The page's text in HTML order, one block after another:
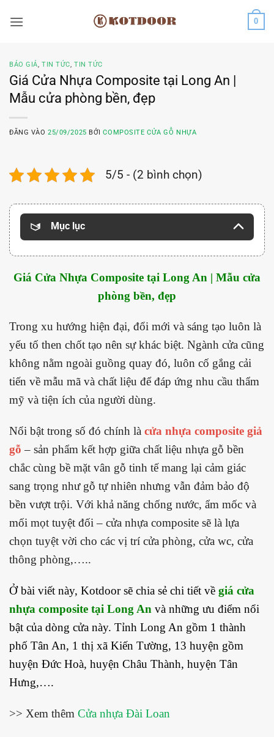
qua
0
BÁO GIÁ,TIN TỨC,TIN TỨC
Giá Cửa Nhựa Composite tại Long An |
Mẫu cửa phòng bền, đẹp
ĐĂNG VÀO25/09/2025 BỞICOMPOSITE CỬA GỖ NHỰA
5/5 - (2 bình chọn)
Mục lục
Giá Cửa Nhựa Composite tại Long An | Mẫu cửa
phòng bền, đẹp
Trong xu hướng hiện đại, đổi mới và sáng tạo luôn là
yếu tố then chốt tạo nên sự khác biệt. Ngành cửa cũng
không nằm ngoài guồng quay đó, luôn cố gắng cải
tiến về mẫu mã và chất liệu để đáp ứng nhu cầu thẩm
mỹ và tiện ích của người dùng.
Nổi bật trong số đó chính là cửa nhựa composite giả
gỗ – sản phẩm kết hợp giữa chất liệu nhựa gỗ bền
chắc cùng bề mặt vân gỗ tinh tế mang lại cảm giác
sang trọng như gỗ tự nhiên nhưng vẫn đảm bảo độ
bền vượt trội. Với khả năng chống nước, ẩm mốc và
mối mọt tuyệt đối – cửa nhựa composite sẽ là lựa
chọn tuyệt vời cho các vị trí cửa phòng, cửa wc, cửa
thông phòng,…..
Ở bài viết này, Kotdoor sẽ chia sẻ chi tiết về giá cửa
nhựa composite tại Long An và những ưu điểm nổi
bật của dòng cửa này. Tỉnh Long An gồm 1 thành
phố Tân An, 1 thị xã Kiến Tường, 13 huyện gồm
huyện Đức Hoà, huyện Châu Thành, huyện Tân
Hưng,….
>> Xem thêm Cửa nhựa Đài Loan